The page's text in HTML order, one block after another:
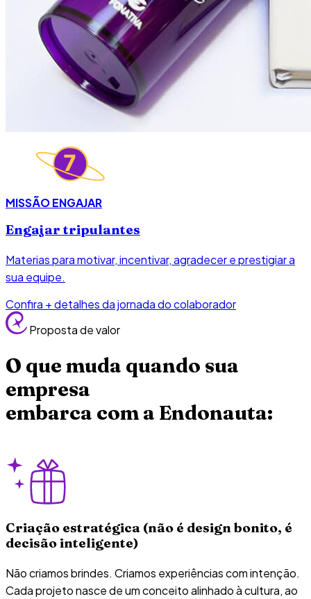
MISSÃO ENGAJAR
Engajar tripulantes
Materias para motivar, incentivar, agradecer e prestigiar a
sua equipe.
Confira + detalhes da jornada do colaborador
Proposta de valor
O que muda quando sua
empresa
embarca com a Endonauta:
Criação estratégica (não é design bonito, é
decisão inteligente)
Não criamos brindes. Criamos experiências com intenção.
Cada projeto nasce de um conceito alinhado à cultura, ao